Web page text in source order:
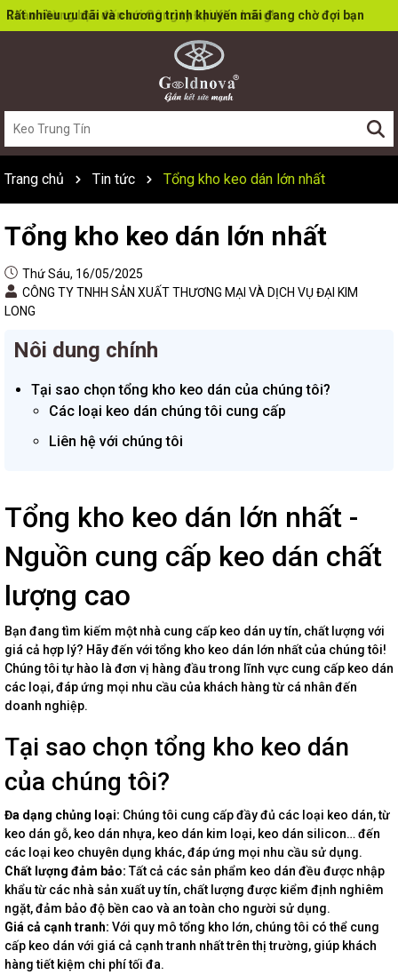
Rất nhiều ưu đãi và chương trình khuyến mãi đang chờ đợi bạn
Trang chủ Tin tức Tổng kho keo dán lớn nhất
Tổng kho keo dán lớn nhất
Thứ Sáu, 16/05/2025
CÔNG TY TNHH SẢN XUẤT THƯƠNG MẠI VÀ DỊCH VỤ ĐẠI KIM
LONG
Nôi dung chính
Tại sao chọn tổng kho keo dán của chúng tôi?
Các loại keo dán chúng tôi cung cấp
Liên hệ với chúng tôi
Tổng kho keo dán lớn nhất -
Nguồn cung cấp keo dán chất
lượng cao
Bạn đang tìm kiếm một nhà cung cấp keo dán uy tín, chất lượng với
giá cả hợp lý? Hãy đến với tổng kho keo dán lớn nhất của chúng tôi!
Chúng tôi tự hào là đơn vị hàng đầu trong lĩnh vực cung cấp keo dán
các loại, đáp ứng mọi nhu cầu của khách hàng từ cá nhân đến
doanh nghiệp.
Tại sao chọn tổng kho keo dán
của chúng tôi?
Đa dạng chủng loại: Chúng tôi cung cấp đầy đủ các loại keo dán, từ
keo dán gỗ, keo dán nhựa, keo dán kim loại, keo dán silicon… đến
các loại keo chuyên dụng khác, đáp ứng mọi nhu cầu sử dụng.
Chất lượng đảm bảo:Tất cả các sản phẩm keo dán đều được nhập
khẩu từ các nhà sản xuất uy tín, chất lượng được kiểm định nghiêm
ngặt, đảm bảo độ bền cao và an toàn cho người sử dụng.
Giá cả cạnh tranh: Với quy mô tổng kho lớn, chúng tôi có thể cung
cấp keo dán với giá cả cạnh tranh nhất trên thị trường, giúp khách
hàng tiết kiệm chi phí tối đa.